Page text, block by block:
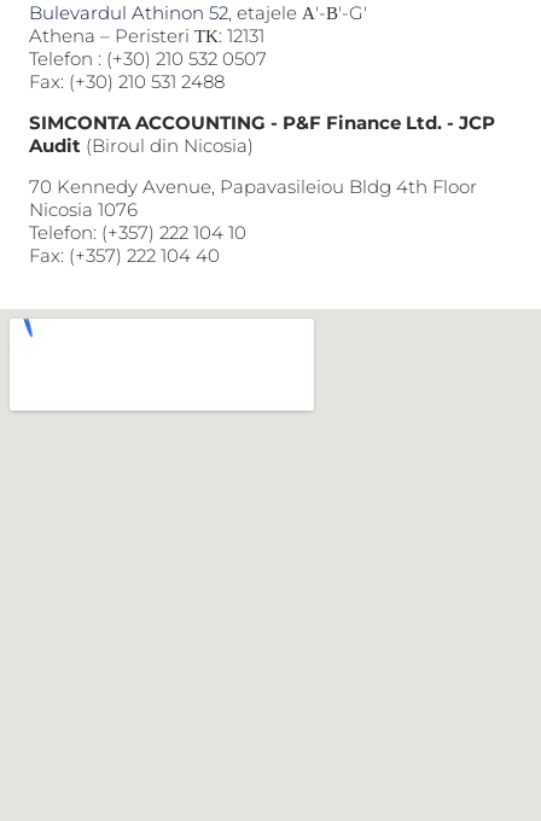
Bulevardul Athinon 52, etajele Α'-Β'-G'
Athena – Peristeri ΤΚ: 12131
Telefon : (+30) 210 532 0507
Fax: (+30) 210 531 2488
SIMCONTA ACCOUNTING - P&F Finance Ltd. - JCP
Audit (Biroul din Nicosia)
70 Kennedy Avenue, Papavasileiou Bldg 4th Floor
Nicosia 1076
Telefon: (+357) 222 104 10
Fax: (+357) 222 104 40